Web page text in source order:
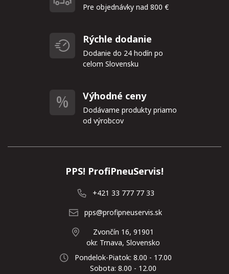
Pre objednávky nad 800 €
Rýchle dodanie
Dodanie do 24 hodín po
celom Slovensku
Výhodné ceny
Dodávame produkty priamo
od výrobcov
PPS! ProfiPneuServis!
+421 33 777 77 33
pps@profipneuservis.sk
Zvončín 16, 91901
okr. Trnava, Slovensko
Pondelok-Piatok: 8.00 - 17.00
Sobota: 8.00 - 12.00